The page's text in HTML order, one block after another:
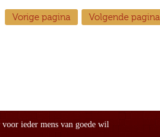
Volgende pagina
Vorige pagina
ieder mens van goede wil